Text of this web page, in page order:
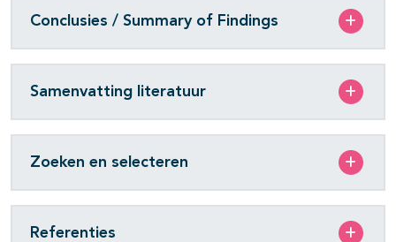
Conclusies / Summary of Findings
Samenvatting literatuur
Zoeken en selecteren
Referenties